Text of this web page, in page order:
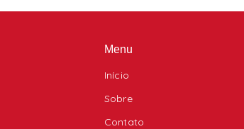
Menu
Início
Sobre
Contato